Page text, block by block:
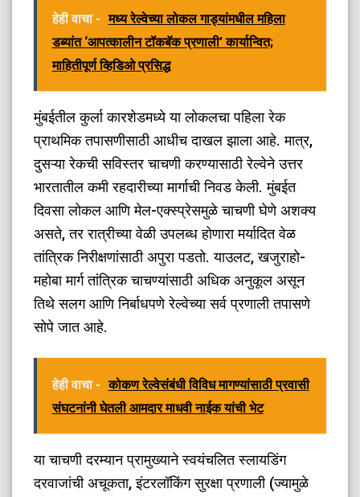
हेही वाचा - मध्य रेल्वेच्या लोकल गाड्यांमधील महिला
डब्यांत ‘आपत्कालीन टॉकबॅक प्रणाली’ कार्यान्वित;
माहितीपूर्ण व्हिडिओ प्रसिद्ध
​मुंबईतील कुर्ला कारशेडमध्ये या लोकलचा पहिला रेक
प्राथमिक तपासणीसाठी आधीच दाखल झाला आहे. मात्र,
दुसऱ्या रेकची सविस्तर चाचणी करण्यासाठी रेल्वेने उत्तर
भारतातील कमी रहदारीच्या मार्गाची निवड केली. मुंबईत
दिवसा लोकल आणि मेल-एक्स्प्रेसमुळे चाचणी घेणे अशक्य
असते, तर रात्रीच्या वेळी उपलब्ध होणारा मर्यादित वेळ
तांत्रिक निरीक्षणांसाठी अपुरा पडतो. याउलट, खजुराहो-
महोबा मार्ग तांत्रिक चाचण्यांसाठी अधिक अनुकूल असून
तिथे सलग आणि निर्बाधपणे रेल्वेच्या सर्व प्रणाली तपासणे
सोपे जात आहे.
हेही वाचा - कोकण रेल्वेसंबंधी विविध मागण्यांसाठी प्रवासी
संघटनांनी घेतली आमदार माधवी नाईक यांची भेट
​या चाचणी दरम्यान प्रामुख्याने स्वयंचलित स्लायडिंग
दरवाजांची अचूकता, इंटरलॉकिंग सुरक्षा प्रणाली (ज्यामुळे